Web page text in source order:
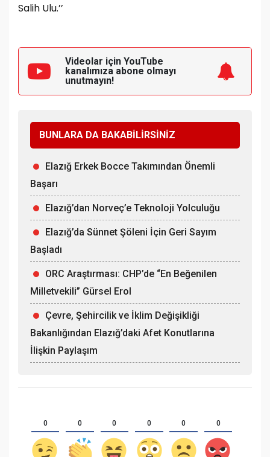
Salih Ulu.’’
Videolar için YouTube
kanalımıza abone olmayı
unutmayın!
BUNLARA DA BAKABİLİRSİNİZ
Elazığ Erkek Bocce Takımından Önemli
Başarı
Elazığ’dan Norveç’e Teknoloji Yolculuğu
Elazığ’da Sünnet Şöleni İçin Geri Sayım
Başladı
ORC Araştırması: CHP’de “En Beğenilen
Milletvekili” Gürsel Erol
Çevre, Şehircilik ve İklim Değişikliği
Bakanlığından Elazığ’daki Afet Konutlarına
İlişkin Paylaşım
0 0 0 0 0 0